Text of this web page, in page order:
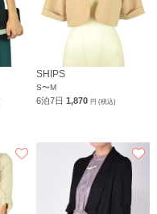
SHIPS
S〜M
6泊7日1,870円 (税込)